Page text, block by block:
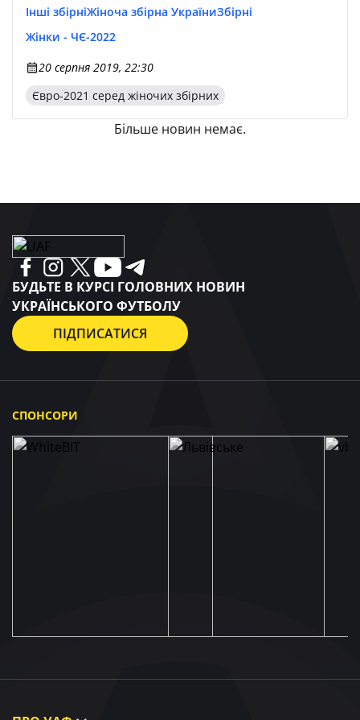
Інші збірніЖіноча збірна УкраїниЗбірні
Жінки - ЧЄ-2022
20 серпня 2019, 22:30
Євро-2021 серед жіночих збірних
Більше новин немає.
БУДЬТЕ В КУРСІ ГОЛОВНИХ НОВИН
УКРАЇНСЬКОГО ФУТБОЛУ
ПІДПИСАТИСЯ
СПОНСОРИ